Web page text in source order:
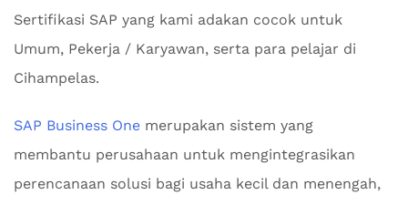
Sertifikasi SAP yang kami adakan cocok untuk
Umum, Pekerja / Karyawan, serta para pelajar di
Cihampelas.
SAP Business One merupakan sistem yang
membantu perusahaan untuk mengintegrasikan
perencanaan solusi bagi usaha kecil dan menengah,